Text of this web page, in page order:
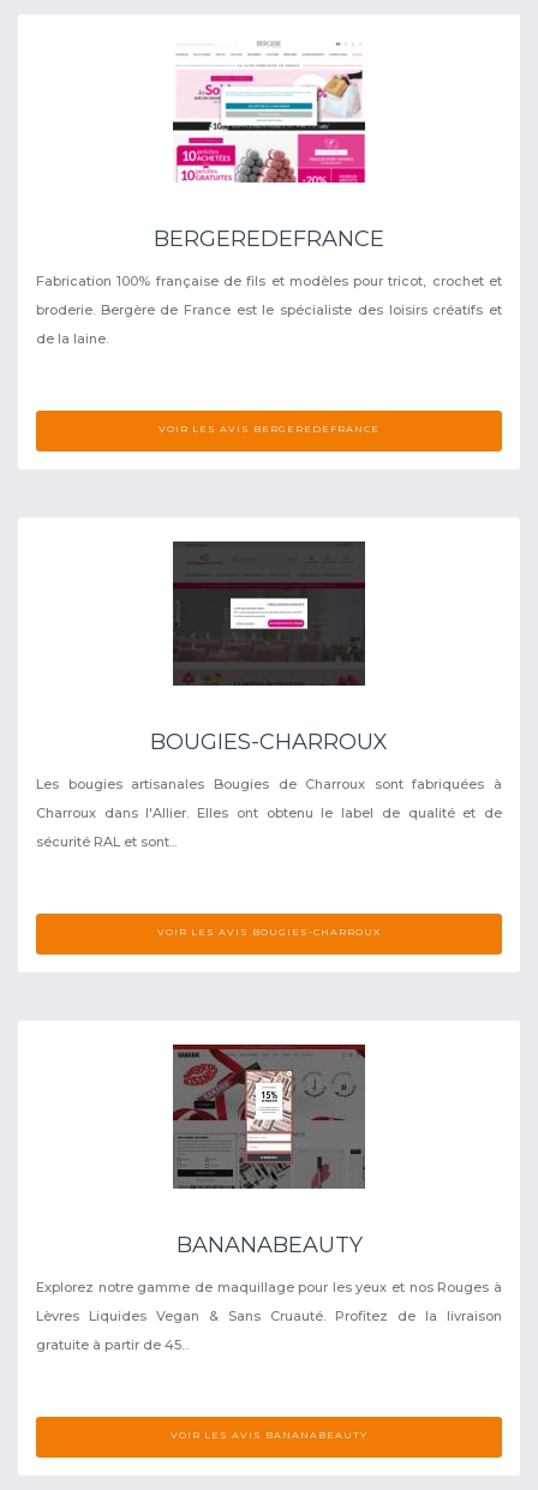
BERGEREDEFRANCE
Fabrication 100% française de fils et modèles pour tricot, crochet et
broderie. Bergère de France est le spécialiste des loisirs créatifs et
de la laine.
VOIR LES AVIS BERGEREDEFRANCE
BOUGIES-CHARROUX
Les bougies artisanales Bougies de Charroux sont fabriquées à
Charroux dans l'Allier. Elles ont obtenu le label de qualité et de
sécurité RAL et sont...
VOIR LES AVIS BOUGIES-CHARROUX
BANANABEAUTY
Explorez notre gamme de maquillage pour les yeux et nos Rouges à
Lèvres Liquides Vegan & Sans Cruauté. Profitez de la livraison
gratuite à partir de 45...
VOIR LES AVIS BANANABEAUTY